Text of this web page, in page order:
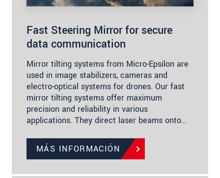
Fast Steering Mirror for secure
data communication
Mirror tilting systems from Micro-Epsilon are
used in image stabilizers, cameras and
electro-optical systems for drones. Our fast
mirror tilting systems offer maximum
precision and reliability in various
applications. They direct laser beams onto…
MÁS INFORMACIÓN